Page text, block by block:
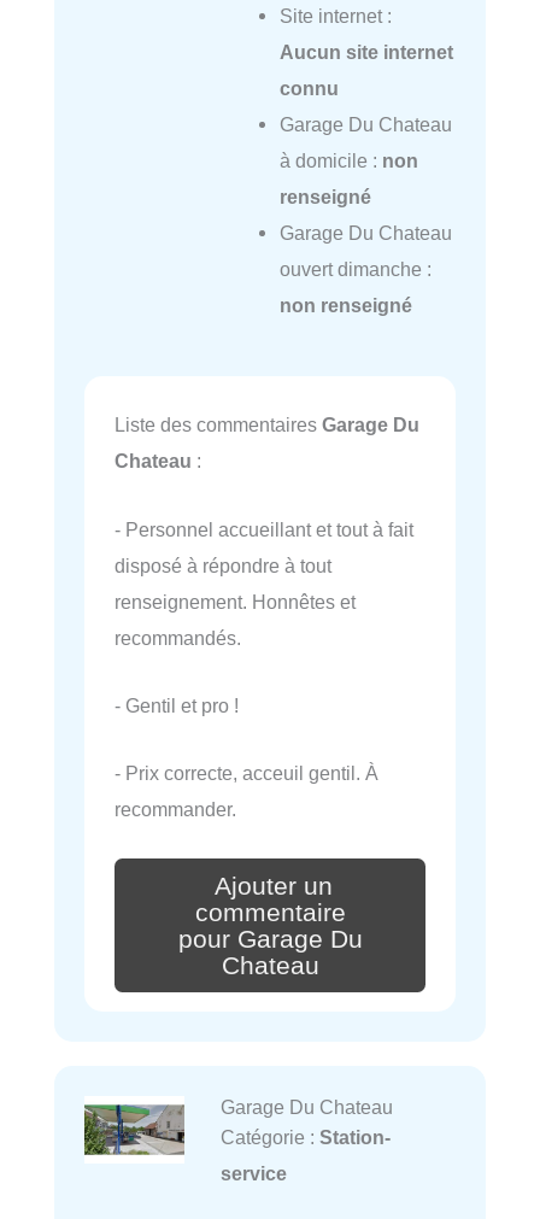
Site internet :
Aucun site internet
connu
Garage Du Chateau
à domicile : non
renseigné
Garage Du Chateau
ouvert dimanche :
non renseigné
Liste des commentaires Garage Du
Chateau :
- Personnel accueillant et tout à fait
disposé à répondre à tout
renseignement. Honnêtes et
recommandés.
- Gentil et pro !
- Prix correcte, acceuil gentil. À
recommander.
Ajouter un
commentaire
pour Garage Du
Chateau
Garage Du Chateau
Catégorie : Station-
service